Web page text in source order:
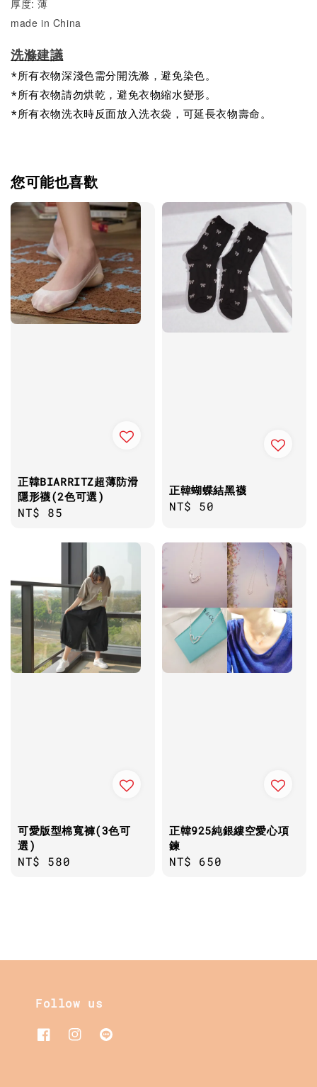
厚度: 薄
made in China
洗滌建議
*所有衣物深淺色需分開洗滌，避免染色。
*所有衣物請勿烘乾，避免衣物縮水變形。
*所有衣物洗衣時反面放入洗衣袋，可延長衣物壽命。
您可能也喜歡
正韓BIARRITZ超薄防滑
隱形襪(2色可選)
Regular
NT$ 85
正韓蝴蝶結黑襪
Regular
NT$ 50
可愛版型棉寬褲(3色可
選)
Regular
NT$ 580
正韓925純銀縷空愛心項
鍊
Regular
NT$ 650
Follow us